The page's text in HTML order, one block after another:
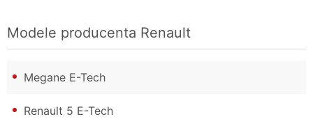
Modele producenta Renault
Megane E-Tech
Renault 5 E-Tech